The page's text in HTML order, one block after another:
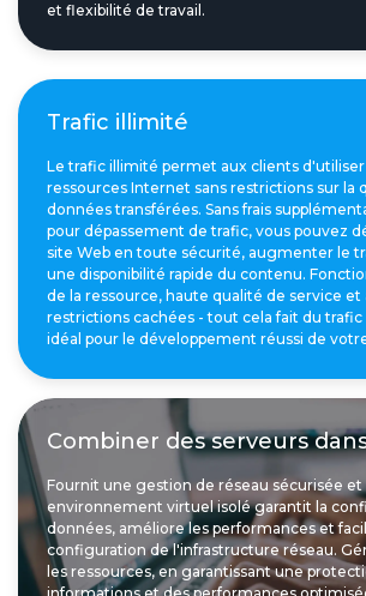
et flexibilité de travail.
Trafic illimité
Le trafic illimité permet aux clients
ressources Internet sans restrictions sur la
données transférées. Sans frais
pour dépassement de trafic, vous pouvez
site Web en toute sécurité, augmenter le
une disponibilité rapide du contenu.
de la ressource, haute qualité de service et
restrictions cachées - tout cela fait du
idéal pour le développement réussi de
Combiner des serveurs
Fournit une gestion de réseau sécurisée et
environnement virtuel isolé garantit la
données, améliore les performances et
configuration de l'infrastructure réseau.
les ressources, en garantissant une